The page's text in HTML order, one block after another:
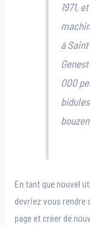
1971,
à
000
En tant que nouvel
devriez vous rendre
page et créer de